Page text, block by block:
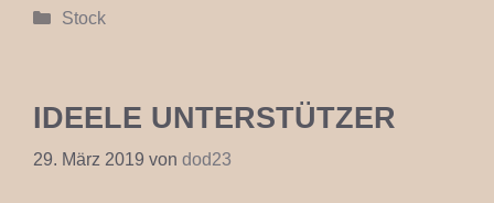
Kategorien
Stock
IDEELE UNTERSTÜTZER
29. März 2019 von dod23